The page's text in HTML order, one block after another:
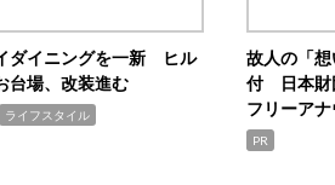
ダイニングを一新 ヒル
台場、改装進む
ライフスタイル
故人の「
付 日本財
フリーア
PR